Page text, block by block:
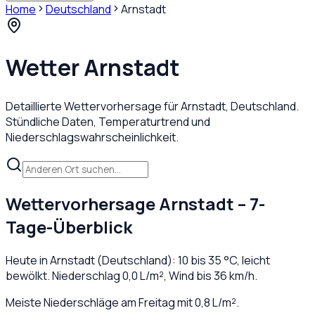
Home Deutschland Arnstadt
WetterArnstadt
Detaillierte Wettervorhersage fürArnstadt, Deutschland.
Stündliche Daten, Temperaturtrend und
Niederschlagswahrscheinlichkeit.
WettervorhersageArnstadt – 7-
Tage-Überblick
Heute inArnstadt(Deutschland): 10 bis35°C, leicht
bewölkt. Niederschlag0,0L/m², Wind bis36km/h.
Meiste Niederschläge am Freitag mit 0,8 L/m².